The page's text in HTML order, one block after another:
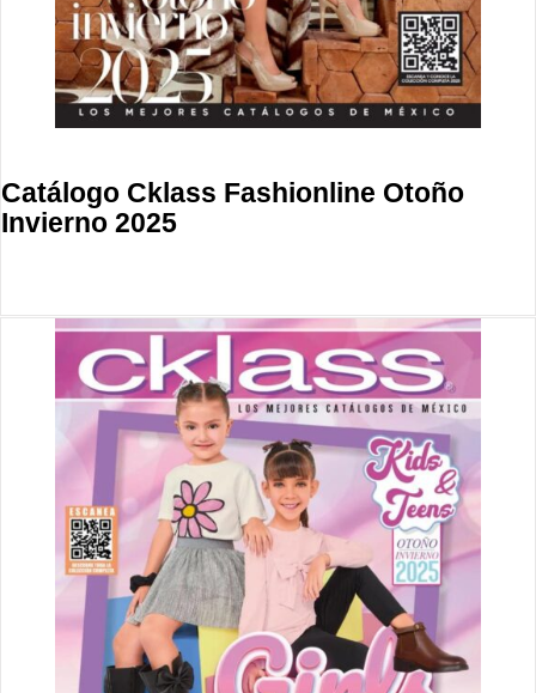
Catálogo Cklass Fashionline Otoño
Invierno 2025